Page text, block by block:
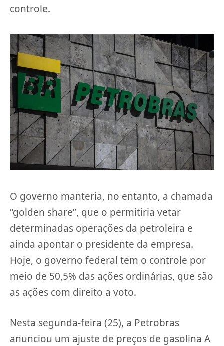
controle.
O governo manteria, no entanto, a chamada
“golden share”, que o permitiria vetar
determinadas operações da petroleira e
ainda apontar o presidente da empresa.
Hoje, o governo federal tem o controle por
meio de 50,5% das ações ordinárias, que são
as ações com direito a voto.
Nesta segunda-feira (25), a Petrobras
anunciou um ajuste de preços de gasolina A